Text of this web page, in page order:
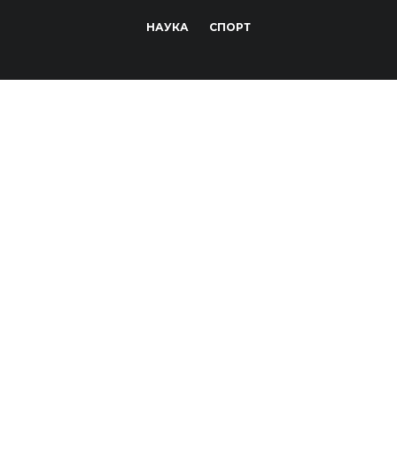
НАУКА СПОРТ